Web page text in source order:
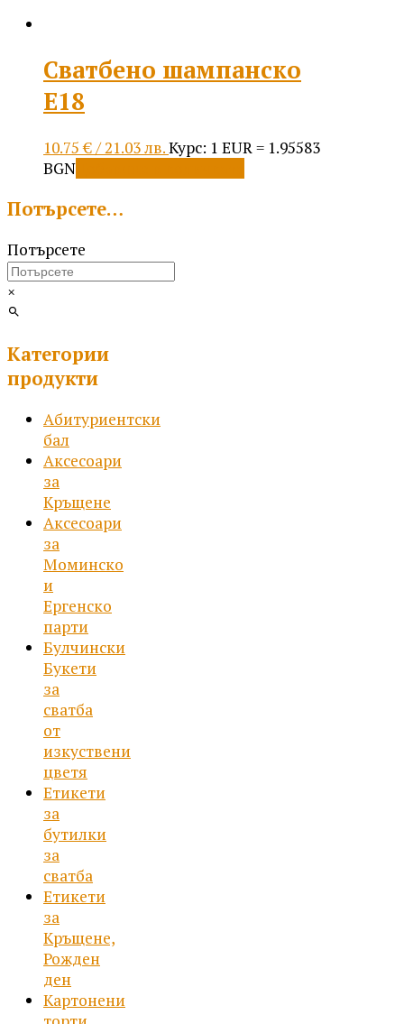
Сватбено шампанско
Е18
10.75€/ 21.03 лв.Курс: 1 EUR = 1.95583
BGN
Потърсете…
Потърсете
×
Категории
продукти
Абитуриентски
бал
Аксесоари
за
Кръщене
Аксесоари
за
Моминско
и
Ергенско
парти
Булчински
Букети
за
сватба
от
изкуствени
цветя
Етикети
за
бутилки
за
сватба
Етикети
за
Кръщене,
Рожден
ден
Картонени